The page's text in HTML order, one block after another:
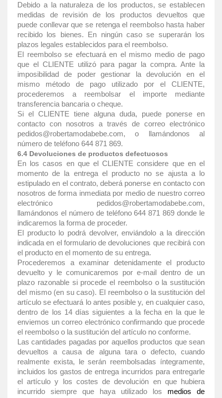
Debido a la naturaleza de los productos, se establecen
medidas de revisión de los productos devueltos que
puede conllevar que se retenga el reembolso hasta haber
recibido los bienes. En ningún caso se superarán los
plazos legales establecidos para el reembolso.
El reembolso se efectuará en el mismo medio de pago
que el CLIENTE utilizó para pagar la compra. Ante la
imposibilidad de poder gestionar la devolución en el
mismo método de pago utilizado por el CLIENTE,
procederemos a reembolsar el importe mediante
transferencia bancaria o cheque.
Si el CLIENTE tiene alguna duda, puede ponerse en
contacto con nosotros a través de correo electrónico
pedidos@robertamodabebe.com, o llamándonos al
número de teléfono 644 871 869.
6.4 Devoluciones de productos defectuosos
En los casos en que el CLIENTE considere que en el
momento de la entrega el producto no se ajusta a lo
estipulado en el contrato, deberá ponerse en contacto con
nosotros de forma inmediata por medio de nuestro correo
electrónico pedidos@robertamodabebe.com,
llamándonos el número de teléfono 644 871 869 donde le
indicaremos la forma de proceder.
El producto lo podrá devolver, enviándolo a la dirección
indicada en el formulario de devoluciones que recibirá con
el producto en el momento de su entrega.
Procederemos a examinar detenidamente el producto
devuelto y le comunicaremos por e-mail dentro de un
plazo razonable si procede el reembolso o la sustitución
del mismo (en su caso). El reembolso o la sustitución del
artículo se efectuará lo antes posible y, en cualquier caso,
dentro de los 14 días siguientes a la fecha en la que le
enviemos un correo electrónico confirmando que procede
el reembolso o la sustitución del artículo no conforme.
Las cantidades pagadas por aquellos productos que sean
devueltos a causa de alguna tara o defecto, cuando
realmente exista, le serán reembolsadas íntegramente,
incluidos los gastos de entrega incurridos para entregarle
el artículo y los costes de devolución en que hubiera
incurrido siempre que haya utilizado los medios de